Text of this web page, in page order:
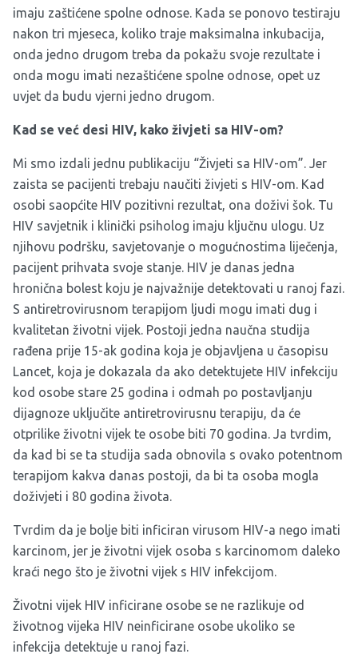
imaju zaštićene spolne odnose. Kada se ponovo testiraju
nakon tri mjeseca, koliko traje maksimalna inkubacija,
onda jedno drugom treba da pokažu svoje rezultate i
onda mogu imati nezaštićene spolne odnose, opet uz
uvjet da budu vjerni jedno drugom.
Kad se već desi HIV, kako živjeti sa HIV-om?
Mi smo izdali jednu publikaciju “Živjeti sa HIV-om”. Jer
zaista se pacijenti trebaju naučiti živjeti s HIV-om. Kad
osobi saopćite HIV pozitivni rezultat, ona doživi šok. Tu
HIV savjetnik i klinički psiholog imaju ključnu ulogu. Uz
njihovu podršku, savjetovanje o mogućnostima liječenja,
pacijent prihvata svoje stanje. HIV je danas jedna
hronična bolest koju je najvažnije detektovati u ranoj fazi.
S antiretrovirusnom terapijom ljudi mogu imati dug i
kvalitetan životni vijek. Postoji jedna naučna studija
rađena prije 15-ak godina koja je objavljena u časopisu
Lancet, koja je dokazala da ako detektujete HIV infekciju
kod osobe stare 25 godina i odmah po postavljanju
dijagnoze uključite antiretrovirusnu terapiju, da će
otprilike životni vijek te osobe biti 70 godina. Ja tvrdim,
da kad bi se ta studija sada obnovila s ovako potentnom
terapijom kakva danas postoji, da bi ta osoba mogla
doživjeti i 80 godina života.
Tvrdim da je bolje biti inficiran virusom HIV-a nego imati
karcinom, jer je životni vijek osoba s karcinomom daleko
kraći nego što je životni vijek s HIV infekcijom.
Životni vijek HIV inficirane osobe se ne razlikuje od
životnog vijeka HIV neinficirane osobe ukoliko se
infekcija detektuje u ranoj fazi.